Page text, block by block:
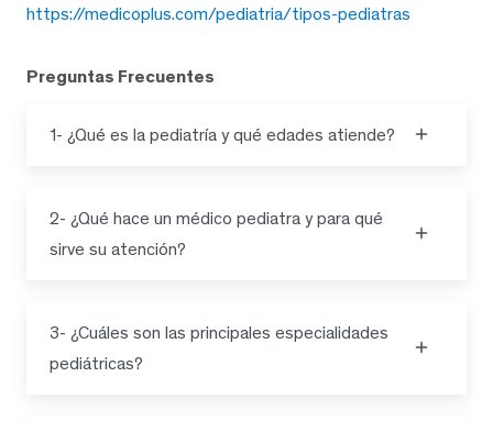
https://medicoplus.com/pediatria/tipos-pediatras
Preguntas Frecuentes
1- ¿Qué es la pediatría y qué edades atiende?
2- ¿Qué hace un médico pediatra y para qué
sirve su atención?
3- ¿Cuáles son las principales especialidades
pediátricas?